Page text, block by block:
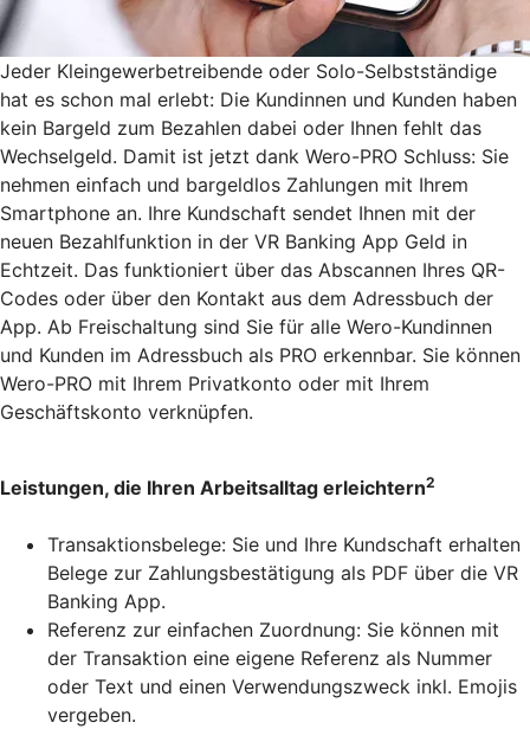
Jeder Kleingewerbetreibende oder Solo-Selbstständige
hat es schon mal erlebt: Die Kundinnen und Kunden haben
kein Bargeld zum Bezahlen dabei oder Ihnen fehlt das
Wechselgeld. Damit ist jetzt dank Wero-PRO Schluss: Sie
nehmen einfach und bargeldlos Zahlungen mit Ihrem
Smartphone an. Ihre Kundschaft sendet Ihnen mit der
neuen Bezahlfunktion in der VR Banking App Geld in
Echtzeit. Das funktioniert über das Abscannen Ihres QR-
Codes oder über den Kontakt aus dem Adressbuch der
App. Ab Freischaltung sind Sie für alle Wero-Kundinnen
und Kunden im Adressbuch als PRO erkennbar. Sie können
Wero-PRO mit Ihrem Privatkonto oder mit Ihrem
Geschäftskonto verknüpfen.
Leistungen, die Ihren Arbeitsalltag erleichtern2
Transaktionsbelege: Sie und Ihre Kundschaft erhalten
Belege zur Zahlungsbestätigung als PDF über die VR
Banking App.
Referenz zur einfachen Zuordnung: Sie können mit
der Transaktion eine eigene Referenz als Nummer
oder Text und einen Verwendungszweck inkl. Emojis
vergeben.